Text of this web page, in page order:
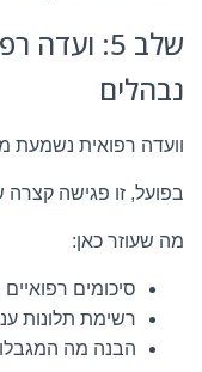
שלב 5:
נבהלים
וועדה רפואית נשמעת
בפועל, זו פגישה
מה שעוזר כאן:
סיכומים
רשימת תלונות
הבנה מה